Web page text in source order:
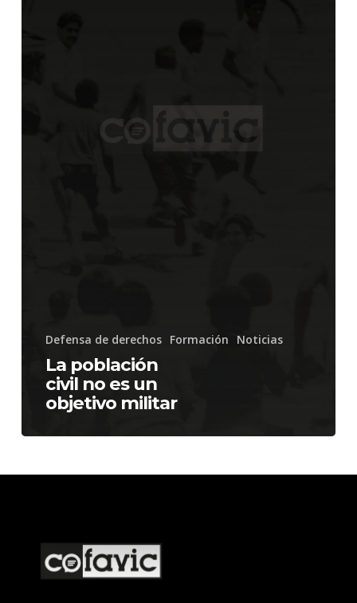
Defensa de derechos Formación Noticias
La población
civil no es un
objetivo militar